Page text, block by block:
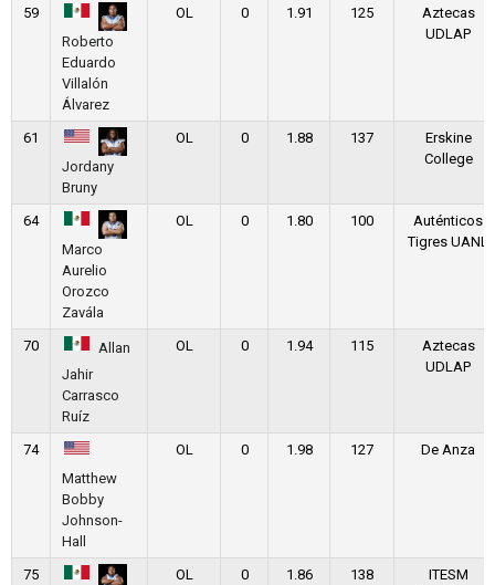
59
Roberto
Eduardo
Villalón
Álvarez
OL 0 1.91 125
Aztecas
UDLAP
61
Jordany
Bruny
OL 0 1.88 137
Erskine
College
64
Marco
Aurelio
Orozco
Zavála
OL 0 1.80 100
Auténticos
Tigres UANL
70
Allan
Jahir
Carrasco
Ruíz
OL 0 1.94 115
Aztecas
UDLAP
74
Matthew
Bobby
Johnson-
Hall
OL 0 1.98 127 De Anza
75
OL 0 1.86 138
ITESM